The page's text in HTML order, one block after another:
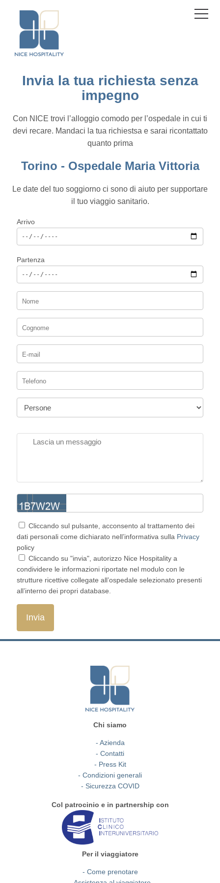
Invia la tua richiesta senza
impegno
Con NICE trovi l’alloggio comodo per l’ospedale in cui ti
devi recare. Mandaci la tua richiestsa e sarai ricontattato
quanto prima
Torino - Ospedale Maria Vittoria
Le date del tuo soggiorno ci sono di aiuto per supportare
il tuo viaggio sanitario.
Arrivo
Partenza
Cliccando sul pulsante, acconsento al trattamento dei
dati personali come dichiarato nell’informativa sulla Privacy
policy
Cliccando su "invia", autorizzo Nice Hospitality a
condividere le informazioni riportate nel modulo con le
strutture ricettive collegate all’ospedale selezionato presenti
all’interno dei propri database.
Chi siamo
- Azienda
- Contatti
- Press Kit
- Condizioni generali
- Sicurezza COVID
Col patrocinio e in partnership con
Per il viaggiatore
- Come prenotare